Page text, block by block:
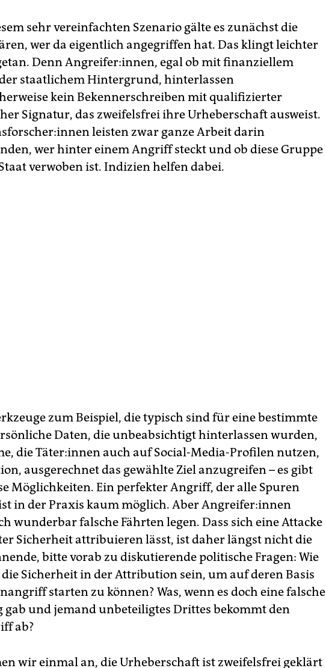
sehr vereinfachten Szenario gälte es zunächst die
wer da eigentlich angegriffen hat. Das klingt leichter
Denn Angreifer:innen, egal ob mit finanziellem
staatlichem Hintergrund, hinterlassen
kein Bekennerschreiben mit qualifizierter
Signatur, das zweifelsfrei ihre Urheberschaft ausweist.
leisten zwar ganze Arbeit darin
wer hinter einem Angriff steckt und ob diese Gruppe
verwoben ist. Indizien helfen dabei.
zum Beispiel, die typisch sind für eine bestimmte
Daten, die unbeabsichtigt hinterlassen wurden,
die Tä­te­r:in­nen auch auf Social-Media-Profilen nutzen,
ausgerechnet das gewählte Ziel anzugreifen – es gibt
Möglichkeiten. Ein perfekter Angriff, der alle Spuren
in der Praxis kaum möglich. Aber An­grei­fe­r:in­nen
wunderbar falsche Fährten legen. Dass sich eine Attacke
Sicherheit attribuieren lässt, ist daher längst nicht die
bitte vorab zu diskutierende politische Fragen: Wie
Sicherheit in der Attribution sein, um auf deren Basis
starten zu können? Was, wenn es doch eine falsche
gab und jemand unbeteiligtes Drittes bekommt den
ab?
wir einmal an, die Urheberschaft ist zweifelsfrei geklärt